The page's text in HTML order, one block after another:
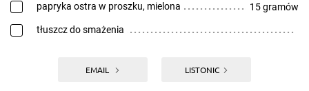
papryka ostra w proszku, mielona 15 gramów
tłuszcz do smażenia
EMAIL LISTONIC